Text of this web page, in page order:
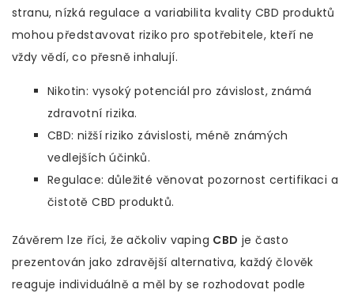
stranu, nízká regulace a variabilita kvality CBD produktů
mohou představovat riziko pro spotřebitele, kteří ne
vždy vědí, co přesně inhalují.
Nikotin: vysoký potenciál pro závislost, známá
zdravotní rizika.
CBD: nižší riziko závislosti, méně známých
vedlejších účinků.
Regulace: důležité věnovat pozornost certifikaci a
čistotě CBD produktů.
Závěrem lze říci, že ačkoliv vaping CBD je často
prezentován jako zdravější alternativa, každý člověk
reaguje individuálně a měl by se rozhodovat podle